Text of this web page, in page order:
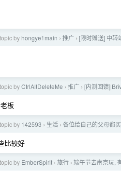
by hongye1main › 推广 › [限时赠送] 中转
byCtrlAltDeleteMe › 推广 › [内测回馈]
板
by 142593 › 生活 › 各位给自己的父母都
比较好
by EmberSpirit › 旅行 › 端午节去南京玩,